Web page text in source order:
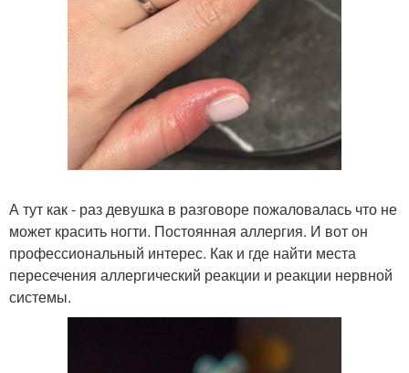
А тут как - раз девушка в разговоре пожаловалась что не
может красить ногти. Постоянная аллергия. И вот он
профессиональный интерес. Как и где найти места
пересечения аллергический реакции и реакции нервной
системы.